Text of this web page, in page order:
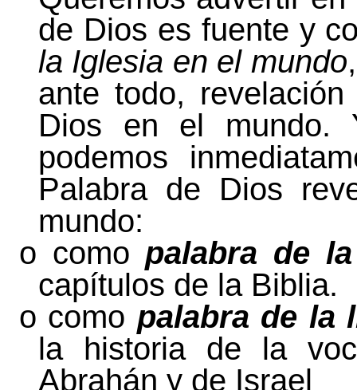
de Dios es fuente y
la Iglesia en el mundo
ante todo,
Dios en el mundo.
podemos
Palabrade Dios
mundo:
o como palabra de
capítulos de la Biblia.
o como palabra de la
la historia de la
Abrahán y de Israel